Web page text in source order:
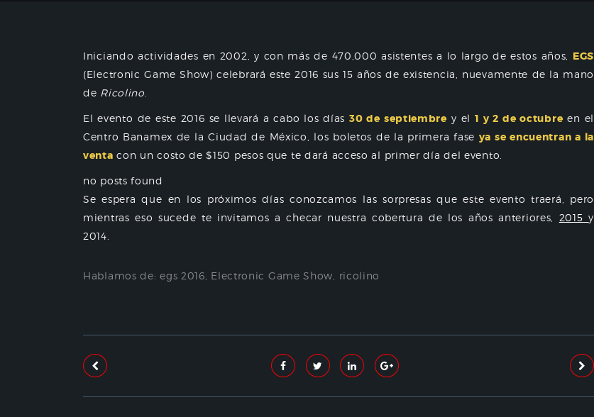
Iniciando actividades en 2002, y con más de 470,000 asistentes a lo largo de estos años, EGS
(Electronic Game Show) celebrará este 2016 sus 15 años de existencia, nuevamente de la mano
de Ricolino
El evento de este 2016 se llevará a cabo los días30 de septiembre y el 1 y 2 de octubre en el
Centro Banamex de la Ciudad de México, los boletos de la primera fase ya se encuentran a la
venta con un costo de $150 pesos que te dará acceso al primer día del evento.
no posts found
Se espera que en los próximos días conozcamos las sorpresas que este evento traerá, pero
mientras eso sucede te invitamos a checar nuestra cobertura de los años anteriores, 2015y
2014.
Hablamos de:egs 2016 Electronic Game Show ricolino